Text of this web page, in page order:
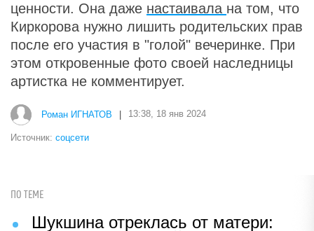
ценности. Она даже настаивала на том, что
Киркорова нужно лишить родительских прав
после его участия в "голой" вечеринке. При
этом откровенные фото своей наследницы
артистка не комментирует.
Роман ИГНАТОВ 13:38, 18 янв 2024
Источник: соцсети
ПО ТЕМЕ
Шукшина отреклась от матери: